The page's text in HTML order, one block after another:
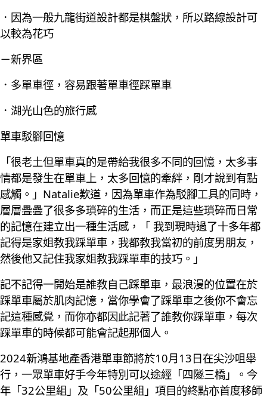
．因為一般九龍街道設計都是棋盤狀，所以路線設計可
以較為花巧
－新界區
．多單車徑，容易跟著單車徑踩單車
．湖光山色的旅行感
單車駁腳回憶
「很老土但單車真的是帶給我很多不同的回憶，太多事
情都是發生在單車上，太多回憶的牽絆，剛才說到有點
感觸。」Natalie歎道，因為單車作為駁腳工具的同時，
層層疊疊了很多多瑣碎的生活，而正是這些瑣碎而日常
的記憶在建立出一種生活感，「 我到現時過了十多年都
記得是家姐教我踩單車，我都教我當初的前度男朋友，
然後他又記住我家姐教我踩單車的技巧。」
記不記得一開始是誰教自己踩單車，最浪漫的位置在於
踩單車屬於肌肉記憶，當你學會了踩單車之後你不會忘
記這種感覺，而你亦都因此記著了誰教你踩單車，每次
踩單車的時候都可能會記起那個人。
2024新鴻基地產香港單車節將於10月13日在尖沙咀舉
行，一眾單車好手今年特別可以途經「四隧三橋」。今
年「32公里組」及「50公里組」項目的終點亦首度移師